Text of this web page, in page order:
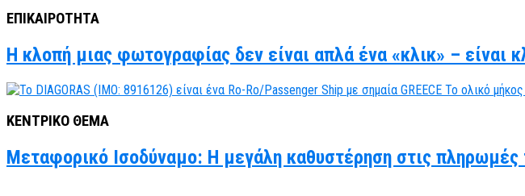
ΕΠΙΚΑΙΡΟΤΗΤΑ
Η κλοπή μιας φωτογραφίας δεν είναι απλά ένα «κλικ» – είναι
ΚΕΝΤΡΙΚΟ ΘΕΜΑ
Μεταφορικό Ισοδύναμο: Η μεγάλη καθυστέρηση στις